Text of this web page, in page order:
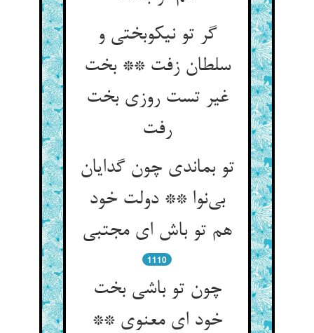
گر تو نیکوبختی و
سلطان زفت ** بخت
غیر تست روزی بخت
رفت
تو بماندی چون گدایان
بی‌نوا ** دولت خود
هم تو باش ای مجتبی
1110
چون تو باشی بخت
خود ای معنوی **